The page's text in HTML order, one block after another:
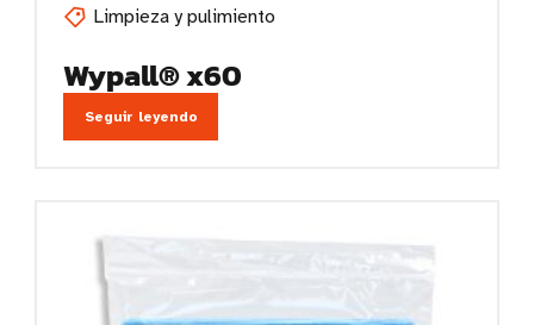
Limpieza y pulimiento
Wypall® x60
Seguir leyendo